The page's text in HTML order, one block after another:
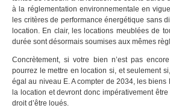
à la réglementation environnementale en
les critères de performance énergétique sans
location. En clair, les locations meublées de
durée sont désormais soumises aux mêmes
Concrètement, si votre bien n’est pas
pourrez le mettre en location si, et seulement
égal au niveau E. A compter de 2034, les
la location et devront donc impérativement
droit d’être loués.